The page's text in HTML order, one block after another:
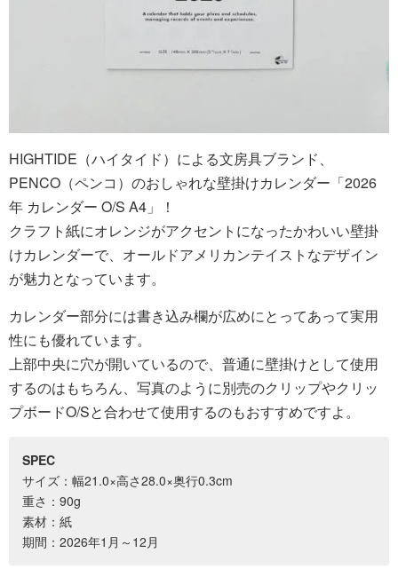
HIGHTIDE（ハイタイド）による文房具ブランド、
PENCO（ペンコ）のおしゃれな壁掛けカレンダー「2026
年 カレンダー O/S A4」！
クラフト紙にオレンジがアクセントになったかわいい壁掛
けカレンダーで、オールドアメリカンテイストなデザイン
が魅力となっています。
カレンダー部分には書き込み欄が広めにとってあって実用
性にも優れています。
上部中央に穴が開いているので、普通に壁掛けとして使用
するのはもちろん、写真のように別売のクリップやクリッ
プボードO/Sと合わせて使用するのもおすすめですよ。
SPEC
サイズ：幅21.0×高さ28.0×奥行0.3cm
重さ：90g
素材：紙
期間：2026年1月～12月